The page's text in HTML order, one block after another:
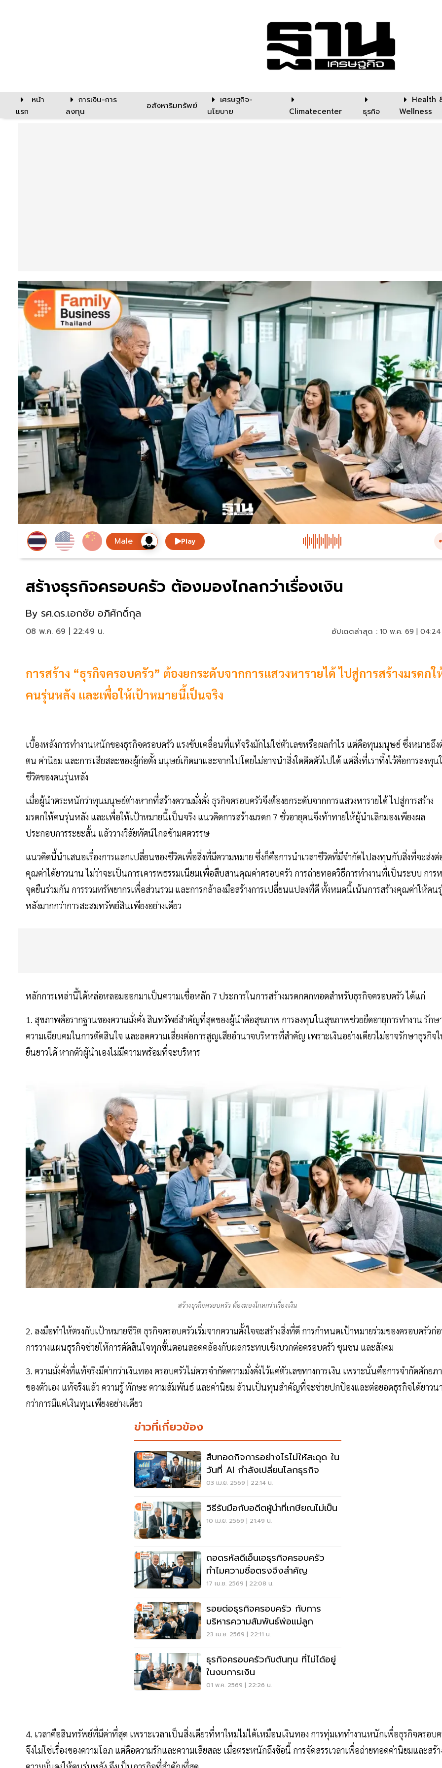
หน้า
แรก
การเงิน-การ
ลงทุน
อสังหาริมทรัพย์
เศรษฐกิจ-
นโยบาย
Climatecenter ธุรกิจ
Health
Wellness
Play
สร้างธุรกิจครอบครัว ต้องมองไกลกว่าเรื่องเงิน
By รศ.ดร.เอกชัย อภิศักดิ์กุล
08 พ.ค. 69 | 22:49 น. อัปเดตล่าสุด : 10 พ.ค. 69 |
การสร้าง “ธุรกิจครอบครัว” ต้องยกระดับจากการแสวงหารายได้ ไปสู่การสร้างมรดกใ
คนรุ่นหลัง และเพื่อให้เป้าหมายนี้เป็นจริง
เบื้องหลังการทำงานหนักของธุรกิจครอบครัว แรงขับเคลื่อนที่แท้จริงมักไม่ใช่ตัวเลขหรือผลกำไร แต่คือทุนมนุษย์ ซึ่งหมายถึง
ตน ค่านิยม และการเสียสละของผู้ก่อตั้ง มนุษย์เกิดมาและจากไปโดยไม่อาจนำสิ่งใดติดตัวไปได้ แต่สิ่งที่เราทิ้งไว้คือการลงทุน
ชีวิตของคนรุ่นหลัง
เมื่อผู้นำตระหนักว่าทุนมนุษย์ต่างหากที่สร้างความมั่งคั่ง ธุรกิจครอบครัวจึงต้องยกระดับจากการแสวงหารายได้ ไปสู่การสร้าง
มรดกให้คนรุ่นหลัง และเพื่อให้เป้าหมายนี้เป็นจริง แนวคิดการสร้างมรดก 7 ชั่วอายุคนจึงท้าทายให้ผู้นำเลิกมองเพียงผล
ประกอบการระยะสั้น แล้ววางวิสัยทัศน์ไกลข้ามศตวรรษ
แนวคิดนี้นำเสนอเรื่องการแลกเปลี่ยนของชีวิตเพื่อสิ่งที่มีความหมาย ซึ่งก็คือการนำเวลาชีวิตที่มีจำกัดไปลงทุนกับสิ่งที่จะส่งต่
คุณค่าได้ยาวนาน ไม่ว่าจะเป็นการเคารพธรรมเนียมเพื่อสืบสานคุณค่าครอบครัว การถ่ายทอดวิธีการทำงานที่เป็นระบบ การ
จุดยืนร่วมกัน การรวมทรัพยากรเพื่อส่วนรวม และการกล้าลงมือสร้างการเปลี่ยนแปลงที่ดี ทั้งหมดนี้เน้นการสร้างคุณค่าให้คน
หลังมากกว่าการสะสมทรัพย์สินเพียงอย่างเดียว
หลักการเหล่านี้ได้หล่อหลอมออกมาเป็นความเชื่อหลัก 7 ประการในการสร้างมรดกตกทอดสำหรับธุรกิจครอบครัว ได้แก่
1. สุขภาพคือรากฐานของความมั่งคั่ง สินทรัพย์สำคัญที่สุดของผู้นำคือสุขภาพ การลงทุนในสุขภาพช่วยยืดอายุการทำงาน รักษ
ความเฉียบคมในการตัดสินใจ และลดความเสี่ยงต่อการสูญเสียอำนาจบริหารที่สำคัญ เพราะเงินอย่างเดียวไม่อาจรักษาธุรกิจ
ยืนยาวได้ หากตัวผู้นำเองไม่มีความพร้อมที่จะบริหาร
สร้างธุรกิจครอบครัว ต้องมองไกลกว่าเรื่องเงิน
2. ลงมือทำให้ตรงกับเป้าหมายชีวิต ธุรกิจครอบครัวเริ่มจากความตั้งใจจะสร้างสิ่งที่ดี การกำหนดเป้าหมายร่วมของครอบครัวก่
การวางแผนธุรกิจช่วยให้การตัดสินใจทุกขั้นตอนสอดคล้องกับผลกระทบเชิงบวกต่อครอบครัว ชุมชน และสังคม
3. ความมั่งคั่งที่แท้จริงมีค่ากว่าเงินทอง ครอบครัวไม่ควรจำกัดความมั่งคั่งไว้แค่ตัวเลขทางการเงิน เพราะนั่นคือการจำกัดศักยภ
ของตัวเอง แท้จริงแล้ว ความรู้ ทักษะ ความสัมพันธ์ และค่านิยม ล้วนเป็นทุนสำคัญที่จะช่วยปกป้องและต่อยอดธุรกิจได้ยาวน
กว่าการมีแค่เงินทุนเพียงอย่างเดียว
ข่าวที่เกี่ยวข้อง
สืบทอดกิจการอย่างไรไม่ให้สะดุด ใน
วันที่ AI กำลังเปลี่ยนโลกธุรกิจ
03 เม.ย. 2569 | 22:14 น.
วิธีรับมือกับอดีตผู้นำที่เกษียณไม่เป็น
10 เม.ย. 2569 | 21:49 น.
ถอดรหัสดีเอ็นเอธุรกิจครอบครัว
ทำไมความซื่อตรงจึงสำคัญ
17 เม.ย. 2569 | 22:08 น.
รอยต่อธุรกิจครอบครัว กับการ
บริหารความสัมพันธ์พ่อแม่ลูก
23 เม.ย. 2569 | 22:11 น.
ธุรกิจครอบครัวกับต้นทุน ที่ไม่ได้อยู่
ในงบการเงิน
01 พ.ค. 2569 | 22:26 น.
4. เวลาคือสินทรัพย์ที่มีค่าที่สุด เพราะเวลาเป็นสิ่งเดียวที่หาใหม่ไม่ได้เหมือนเงินทอง การทุ่มเททำงานหนักเพื่อธุรกิจครอบ
จึงไม่ใช่เรื่องของความโลภ แต่คือความรักและความเสียสละ เมื่อตระหนักถึงข้อนี้ การจัดสรรเวลาเพื่อถ่ายทอดค่านิยมและสร้า